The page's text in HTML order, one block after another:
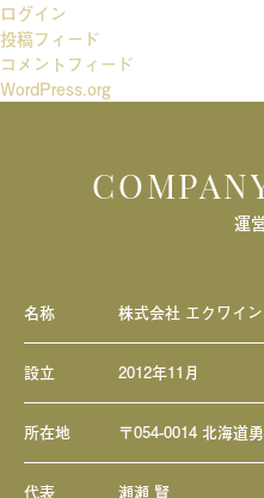
ョ
ン
ログイン
投稿フィード
コメントフィード
WordPress.org
運
名称 株式会社 エクワイ
設立 2012年11月
所在地 〒054-0014 北海道
代表 瀬瀬 賢